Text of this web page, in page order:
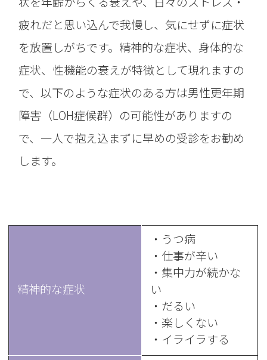
疲れだと思い込んで我慢し、気にせずに症状
を放置しがちです。精神的な症状、身体的な
症状、性機能の衰えが特徴として現れますの
で、以下のような症状のある方は男性更年期
障害（LOH症候群）の可能性がありますの
で、一人で抱え込まずに早めの受診をお勧め
します。
精神的な症状
・うつ病
・仕事が辛い
・集中力が続かな
い
・だるい
・楽しくない
・イライラする